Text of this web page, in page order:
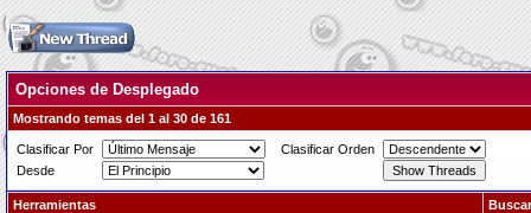
Opciones de Desplegado
Mostrando temas del 1 al 30 de 161
Clasificar Por
Clasificar Orden
Desde
Herramientas Buscar